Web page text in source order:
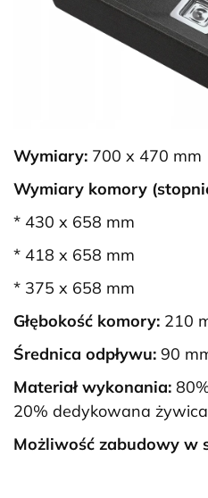
Wymiary: 700 x 470 mm
Wymiary komory
* 430 x 658 mm
* 418 x 658 mm
* 375 x 658 mm
Głębokość komory: 210
Średnica odpływu: 90
Materiał wykonania:
20% dedykowana
Możliwość zabudowy w